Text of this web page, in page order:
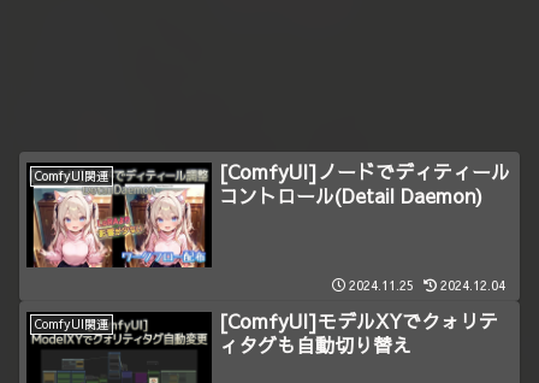
ComfyUI関連
[ComfyUI]ノードでディティール
コントロール(Detail Daemon)
2024.11.25 2024.12.04
ComfyUI関連
[ComfyUI]モデルXYでクォリテ
ィタグも自動切り替え